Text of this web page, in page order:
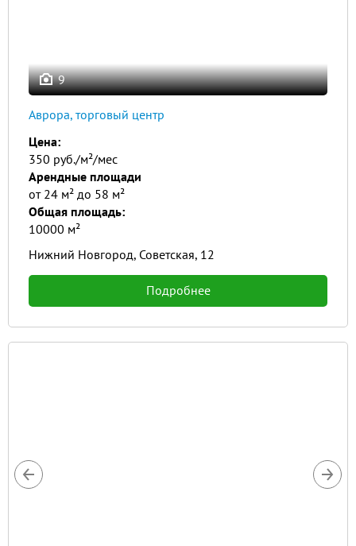
9
Аврора, торговый центр
Цена:
350 руб./м²/мес
Арендные площади
от 24 м² до 58 м²
Общая площадь:
10000 м²
Нижний Новгород, Советская, 12
Подробнее